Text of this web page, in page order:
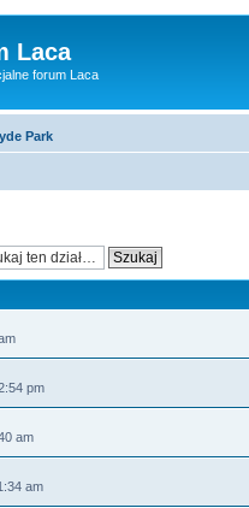
Laca
forum Laca
Park
pm
am
am